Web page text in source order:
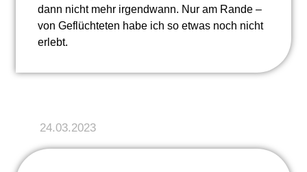
dann nicht mehr irgendwann. Nur am Rande –
von Geflüchteten habe ich so etwas noch nicht
erlebt.
24.03.2023